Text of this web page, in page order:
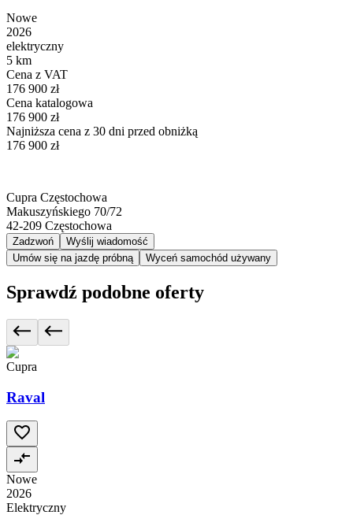
Nowe
2026
elektryczny
5 km
Cena z VAT
176 900 zł
Cena katalogowa
176 900 zł
Najniższa cena z 30 dni przed obniżką
176 900 zł
Cupra Częstochowa
Makuszyńskiego 70/72
42-209 Częstochowa
Zadzwoń
Wyślij wiadomość
Umów się na jazdę próbną
Wyceń samochód używany
Sprawdź podobne oferty
Cupra
Raval
Nowe
2026
Elektryczny